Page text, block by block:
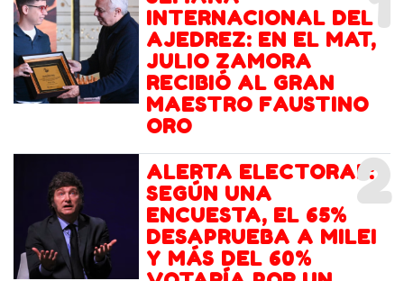
INTERNACIONAL DEL
AJEDREZ: EN EL MAT,
JULIO ZAMORA
RECIBIÓ AL GRAN
MAESTRO FAUSTINO
ORO
2
ALERTA ELECTORAL:
SEGÚN UNA
ENCUESTA, EL 65%
DESAPRUEBA A MILEI
Y MÁS DEL 60%